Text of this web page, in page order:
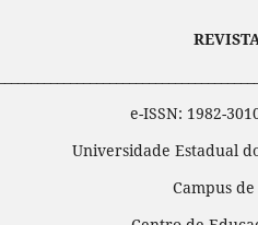
e-ISSN: 1982-
Universidade Estadual
Campus